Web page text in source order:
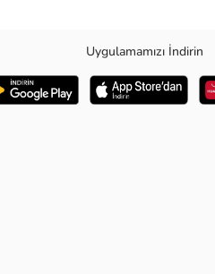
Uygulamamızı İndirin